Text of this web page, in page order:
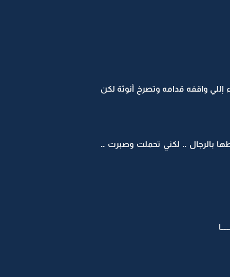
واقفه قدامه وتصرخ أنوثة لكن
بالرجال .. لكني تحملت وصبرت ..